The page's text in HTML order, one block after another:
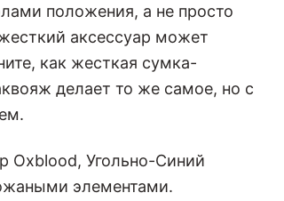
положения, а не просто
аксессуар может
как жесткая сумка-
делает то же самое, но с
Oxblood, Угольно-Синий
элементами.